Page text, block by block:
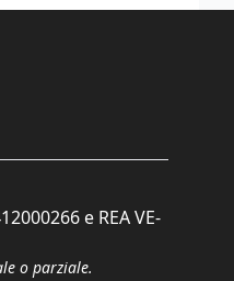
e REA VE-
o parziale.